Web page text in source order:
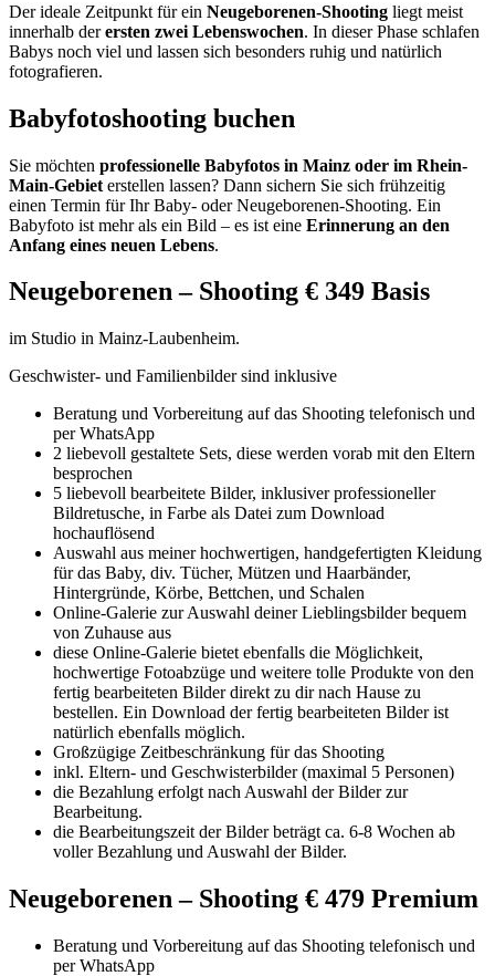
Der ideale Zeitpunkt für ein Neugeborenen-Shooting liegt meist
innerhalb derersten zwei Lebenswochen. In dieser Phase schlafen
Babys noch viel und lassen sich besonders ruhig und natürlich
fotografieren.
Babyfotoshooting buchen
Sie möchten professionelle Babyfotos in Mainz oder im Rhein-
Main-Gebiet erstellen lassen? Dann sichern Sie sich frühzeitig
einen Termin für Ihr Baby- oder Neugeborenen-Shooting. Ein
Babyfoto ist mehr als ein Bild – es ist eine Erinnerung an den
Anfang eines neuen Lebens.
Neugeborenen – Shooting € 349 Basis
im Studio in Mainz-Laubenheim.
Geschwister- und Familienbilder sind inklusive
Beratung und Vorbereitung auf das Shooting telefonisch und
per WhatsApp
2 liebevoll gestaltete Sets, diese werden vorab mit den Eltern
besprochen
5 liebevoll bearbeitete Bilder, inklusiver professioneller
Bildretusche, in Farbe als Datei zum Download
hochauflösend
Auswahl aus meiner hochwertigen, handgefertigten Kleidung
für das Baby, div. Tücher, Mützen und Haarbänder,
Hintergründe, Körbe, Bettchen, und Schalen
Online-Galerie zur Auswahl deiner Lieblingsbilder bequem
von Zuhause aus
diese Online-Galerie bietet ebenfalls die Möglichkeit,
hochwertige Fotoabzüge und weitere tolle Produkte von den
fertig bearbeiteten Bilder direkt zu dir nach Hause zu
bestellen. Ein Download der fertig bearbeiteten Bilder ist
natürlich ebenfalls möglich.
Großzügige Zeitbeschränkung für das Shooting
inkl. Eltern- und Geschwisterbilder (maximal 5 Personen)
die Bezahlung erfolgt nach Auswahl der Bilder zur
Bearbeitung.
die Bearbeitungszeit der Bilder beträgt ca. 6-8 Wochen ab
voller Bezahlung und Auswahl der Bilder.
Neugeborenen – Shooting € 479 Premium
Beratung und Vorbereitung auf das Shooting telefonisch und
per WhatsApp